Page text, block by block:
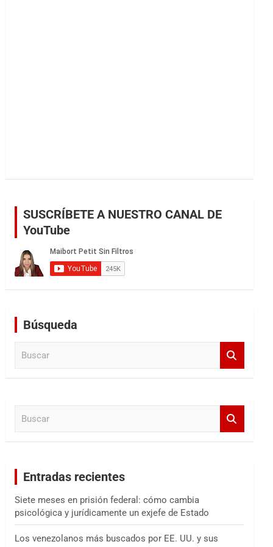
SUSCRÍBETE A NUESTRO CANAL DE
YouTube
Búsqueda
Entradas recientes
Siete meses en prisión federal: cómo cambia
psicológica y jurídicamente un exjefe de Estado
Los venezolanos más buscados por EE. UU. y sus